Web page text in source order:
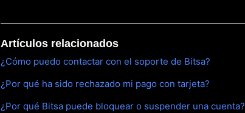
Artículos relacionados
¿Cómo puedo contactar con el soporte de Bitsa?
¿Por qué ha sido rechazado mi pago con tarjeta?
¿Por qué Bitsa puede bloquear o suspender una cuenta?